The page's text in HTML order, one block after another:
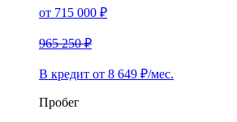
от 715 000 ₽
965 250 ₽
В кредит от 8 649 ₽/мес.
Пробег